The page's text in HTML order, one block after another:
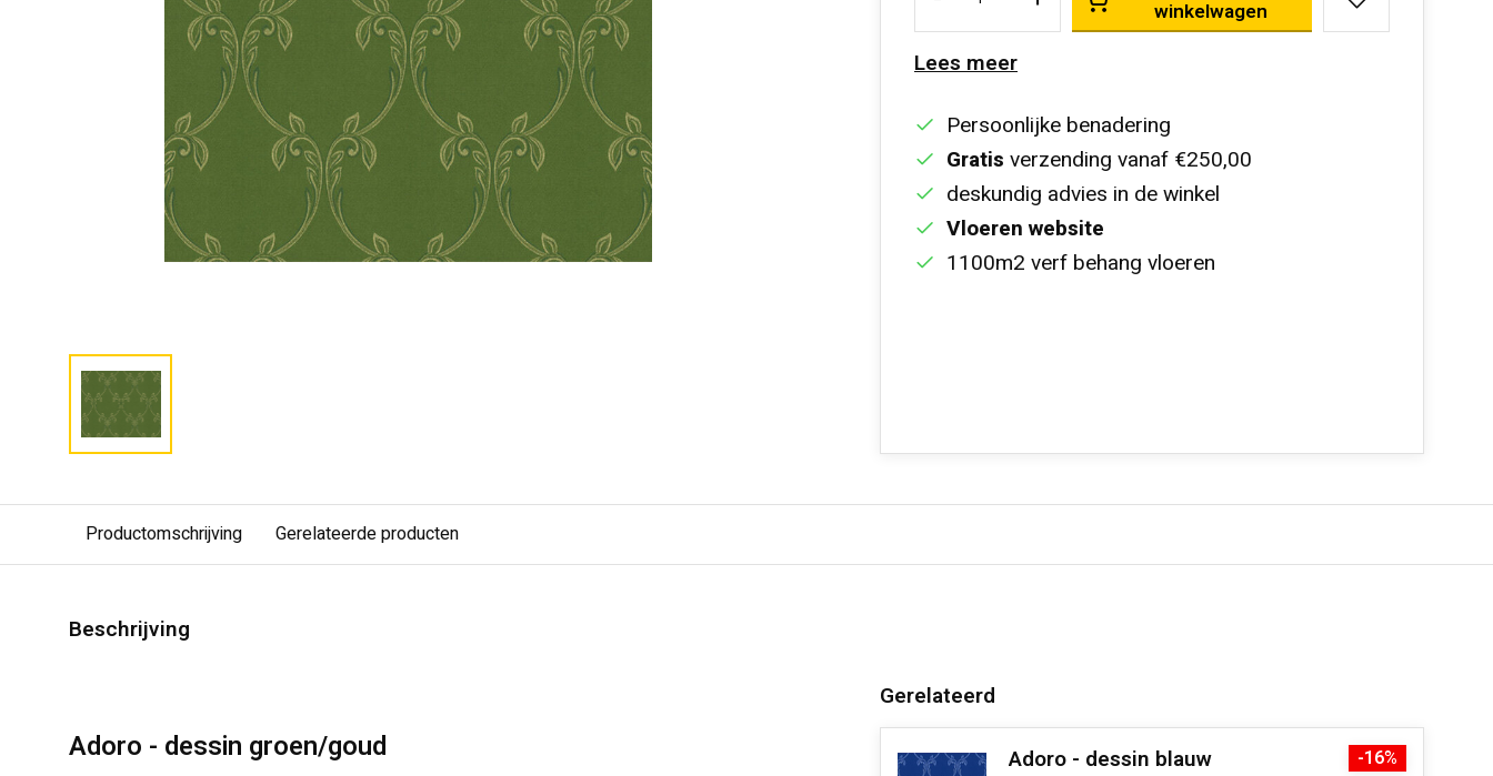
winkelwagen
Lees meer
Persoonlijke benadering
Gratis verzending vanaf €250,00
deskundig advies in de winkel
Vloeren website
1100m2 verf behang vloeren
Productomschrijving Gerelateerde producten
Beschrijving
Adoro - dessin groen/goud
Gerelateerd
Adoro - dessin blauw -16%